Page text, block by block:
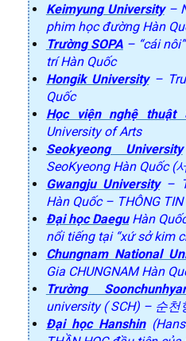
Keimyung University–
phim học đường Hàn
Trường SOPA– “cái
trí Hàn Quốc
Hongik University–
Quốc
Học viện nghệ thuật
University of Arts
Seokyeong University
SeoKyeong Hàn Quốc (
Gwangju University–
Hàn Quốc – THÔNG TIN
Đại học DaeguHàn
nổi tiếng tại “xứ sở kim
Chungnam National
Gia CHUNGNAM Hàn
Trường
university ( SCH) – 순천
Đại học Hanshin